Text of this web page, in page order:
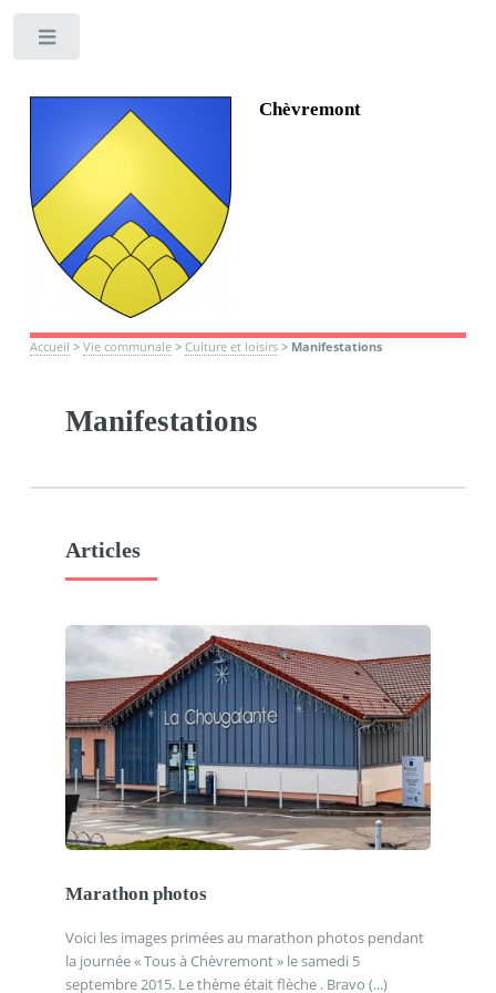
Chèvremont
Accueil > Vie communale> Culture et loisirs> Manifestations
Manifestations
Articles
Marathon photos
Voici les images primées au marathon photos pendant
la journée « Tous à Chèvremont » le samedi 5
septembre 2015. Le thème était flèche . Bravo (...)